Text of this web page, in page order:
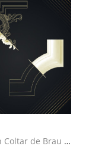
Poliuretan Coltar de Brau Simplu Decoratiuni Casa